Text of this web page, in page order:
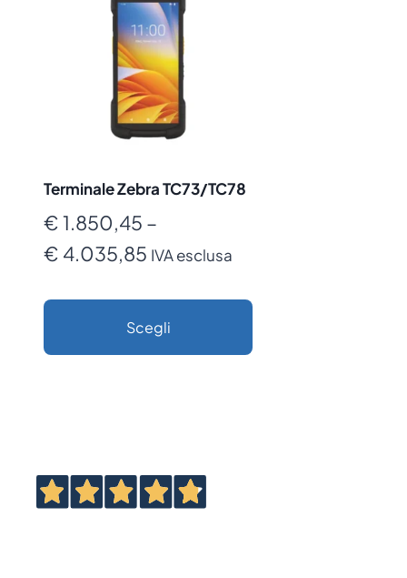
Terminale Zebra TC73/TC78
€ 1.850,45 –
€ 4.035,85 Fascia
IVA esclusa
Scegli
Le
opzioni